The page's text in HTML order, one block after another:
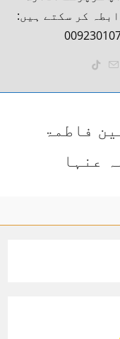
کر سکتے ہیں:
فاطمۃ
عنہا